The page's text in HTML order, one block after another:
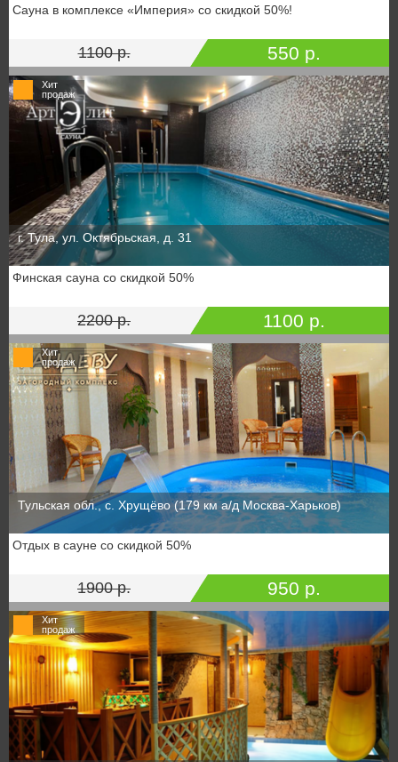
Сауна в комплексе «Империя» со скидкой 50%!
1100 р. 550 р.
Хит
продаж
г. Тула, ул. Октябрьская, д. 31
Финская сауна со скидкой 50%
2200 р. 1100 р.
Хит
продаж
Тульская обл., с. Хрущёво (179 км а/д Москва-Харьков)
Отдых в сауне со скидкой 50%
1900 р. 950 р.
Хит
продаж